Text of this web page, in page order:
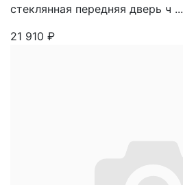
стеклянная передняя дверь ч ...
21 910 ₽